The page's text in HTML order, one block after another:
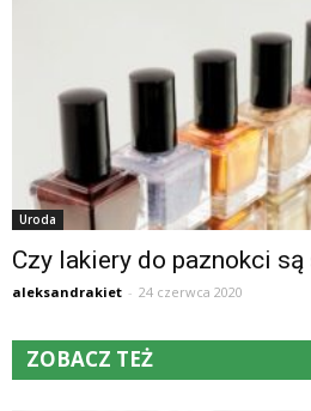
Uroda
Czy lakiery do paznokci
aleksandrakiet - 24 czerwca 2020
ZOBACZ TEŻ